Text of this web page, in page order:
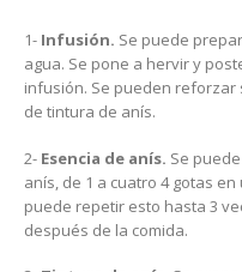
1- Infusión. Se puede
agua. Se pone a hervir y
infusión. Se pueden
de tintura de anís.
2- Esencia de anís. Se
anís, de 1 a cuatro 4 gotas
puede repetir esto hasta 3
después de la comida.